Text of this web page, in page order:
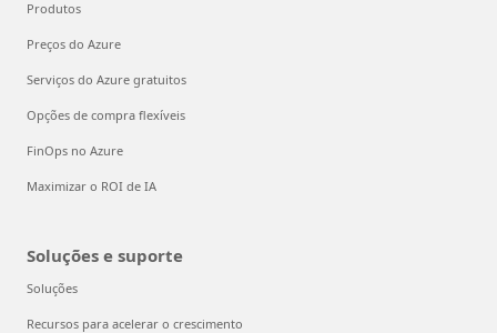
Produtos
Preços do Azure
Serviços do Azure gratuitos
Opções de compra flexíveis
FinOps no Azure
Maximizar o ROI de IA
Soluções e suporte
Soluções
Recursos para acelerar o crescimento